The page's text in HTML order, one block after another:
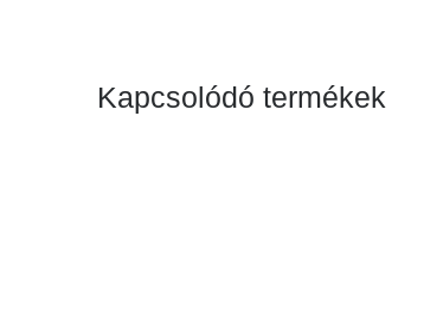
Kapcsolódó termékek